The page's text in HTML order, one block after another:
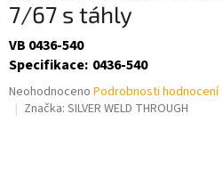
7/67 s táhly
VB 0436-540
Specifikace: 0436-540
Průměrné
hodnocení
Neohodnoceno Podrobnosti hodnocení
Značka: SILVER WELD THROUGH